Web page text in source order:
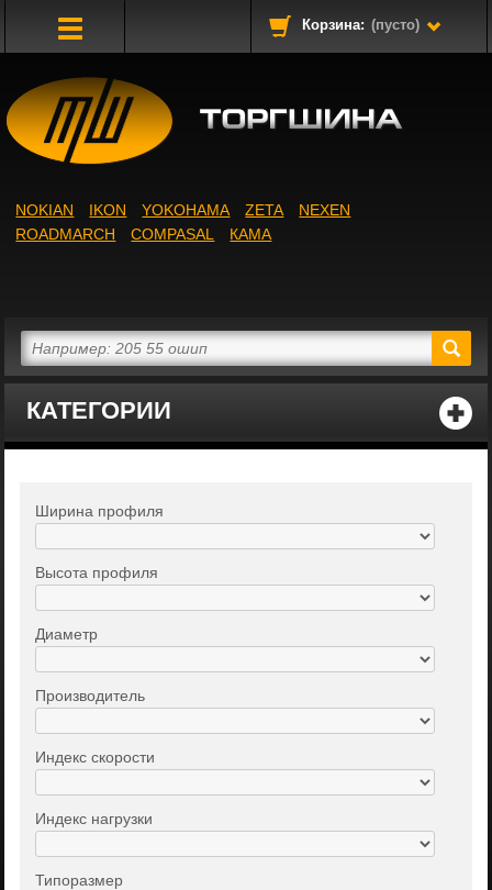
Корзина: (пусто)
КАТЕГОРИИ
NOKIAN IKON YOKOHAMA ZETA
NEXEN
ROADMARCH
COMPASAL КАМА
Ширина профиля
Высота профиля
Диаметр
Производитель
Индекс скорости
Индекс нагрузки
Типоразмер